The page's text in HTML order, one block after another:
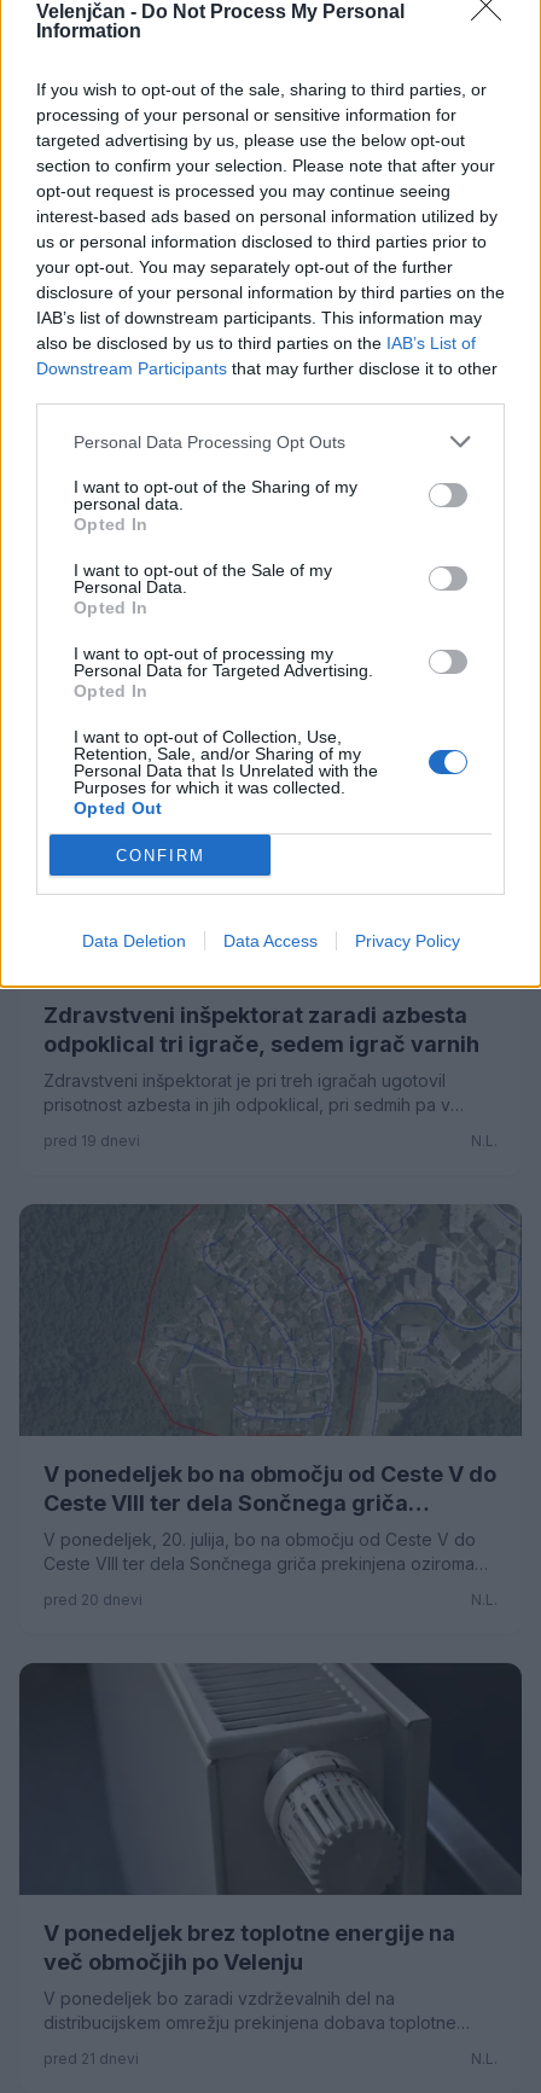
Velenjčan - Do Not Process My Personal
Information
If you wish to opt-out of the sale, sharing to third parties, or
processing of your personal or sensitive information for
targeted advertising by us, please use the below opt-out
section to confirm your selection. Please note that after your
opt-out request is processed you may continue seeing
interest-based ads based on personal information utilized by
us or personal information disclosed to third parties prior to
your opt-out. You may separately opt-out of the further
disclosure of your personal information by third parties on the
IAB’s list of downstream participants. This information may
also be disclosed by us to third parties on the IAB’s List of
Downstream Participants that may further disclose it to other
Personal Data Processing Opt Outs
I want to opt-out of the Sharing of my
personal data.
Opted In
I want to opt-out of the Sale of my
Personal Data.
Opted In
I want to opt-out of processing my
Personal Data for Targeted Advertising.
Opted In
I want to opt-out of Collection, Use,
Retention, Sale, and/or Sharing of my
Personal Data that Is Unrelated with the
Purposes for which it was collected.
Opted Out
CONFIRM
Data Deletion Data Access Privacy Policy
Jutri bo na območju Žarove ceste
prekinjena dobava toplotne energije
Jutri, 22. julija, bo na območju Žarove ceste prekinjena
dobava toplotne energije.
pred 16 dnevi N.L.
kopanje
Velenjsko jezero je po zadnjih merjenjih primerno za
kopanje in uživanje v vodnih aktivnostih.
pred 19 dnevi
FOTO
Zdravstveni inšpektorat zaradi azbesta
odpoklical tri igrače, sedem igrač varnih
Zdravstveni inšpektorat je pri treh igračah ugotovil
prisotnost azbesta in jih odpoklical, pri sedmih pa v
niso ugotovili. Potrošnikom svetujejo, da redno
se lahko tudi naročijo, so sporočili z inšpektorata.
pred 19 dnevi N.L.
V ponedeljek bo na območju od Ceste V do
Ceste VIII ter dela Sončnega griča
prekinjena oziroma motena dobava pitne
vode
V ponedeljek, 20. julija, bo na območju od Ceste V do
Ceste VIII ter dela Sončnega griča prekinjena oziroma
pred 20 dnevi N.L.
V ponedeljek brez toplotne energije na
več območjih po Velenju
V ponedeljek bo zaradi vzdrževalnih del na
distribucijskem omrežju prekinjena dobava toplotne
pred 21 dnevi N.L.